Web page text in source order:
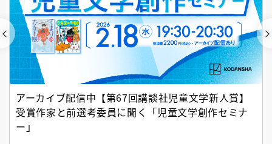
アーカイブ配信中【第67回講談社児童文学新人賞】
受賞作家と前選考委員に聞く「児童文学創作セミナ
ー」